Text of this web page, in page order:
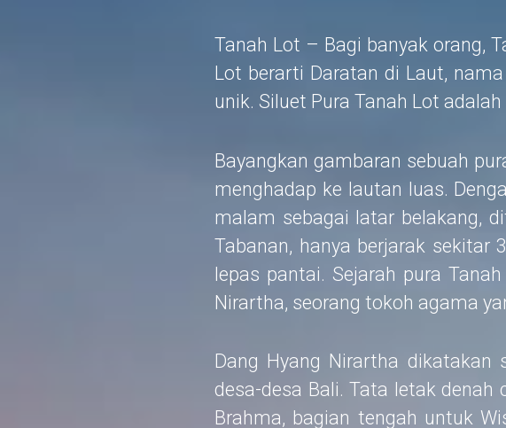
Tanah Lot – Bagi banyak orang,
Lot berarti Daratan di Laut,
unik. Siluet Pura Tanah Lot
Bayangkan gambaran sebuah
menghadap ke lautan luas.
malam sebagai latar belakang,
Tabanan, hanya berjarak sekitar
lepas pantai. Sejarah pura
Nirartha, seorang tokoh agama
Dang Hyang Nirartha
desa-desa Bali. Tata letak
Brahma, bagian tengah untuk